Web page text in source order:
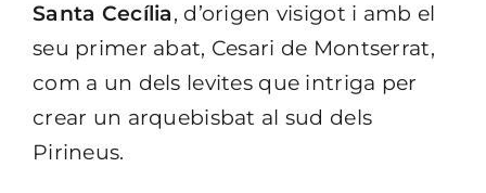
Santa Cecília, d’origen visigot i amb el
seu primer abat, Cesari de Montserrat,
com a un dels levites que intriga per
crear un arquebisbat al sud dels
Pirineus.